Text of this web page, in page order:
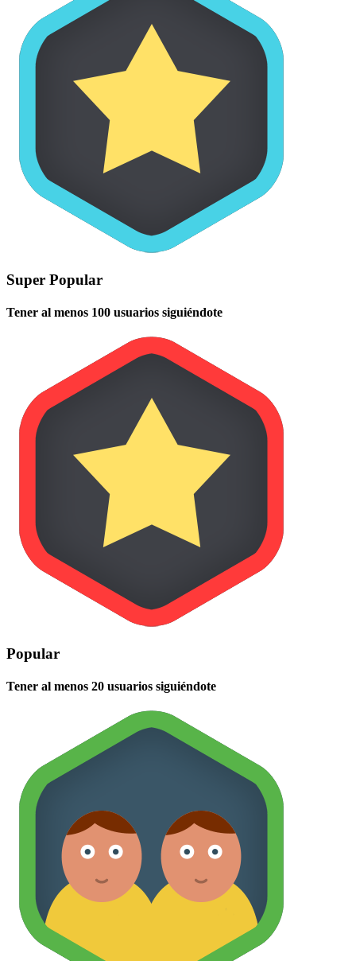
Super Popular
Tener al menos 100 usuarios siguiéndote
Popular
Tener al menos 20 usuarios siguiéndote